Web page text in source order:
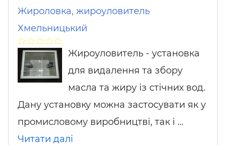
Жироловка, жироуловитель
Хмельницький
Жироуловитель - установка
для видалення та збору
масла та жиру із стічних вод.
Дану установку можна застосувати як у
промисловому виробництві, так і …
Читати далі